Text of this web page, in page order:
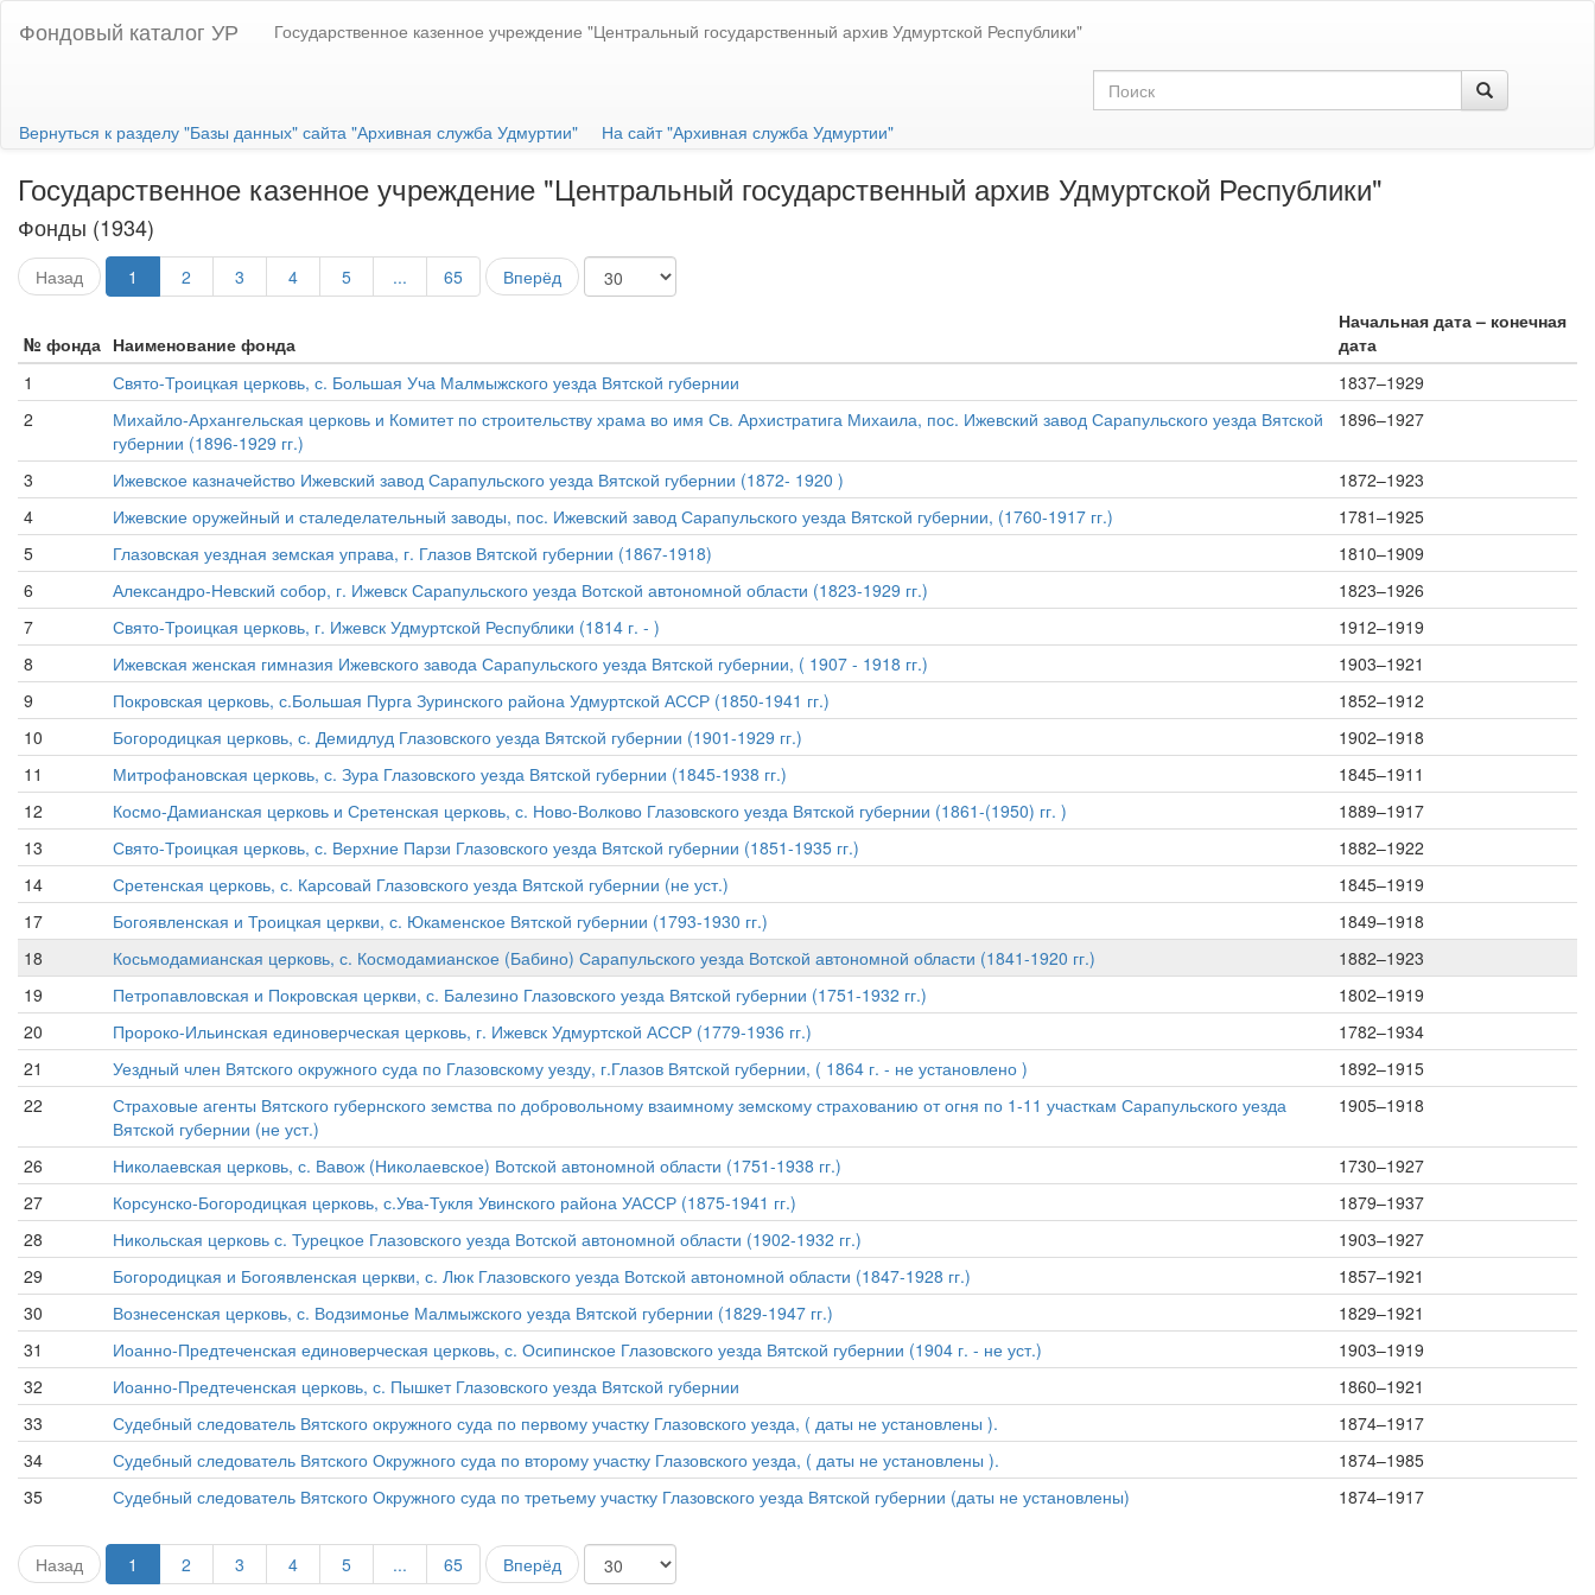
Фондовый каталог УР Государственное казенное учреждение "Центральный государственный архив Удмуртской Республики"
Вернуться к разделу "Базы данных" сайта "Архивная служба Удмуртии" На сайт "Архивная служба Удмуртии"
Государственное казенное учреждение "Центральный государственный архив Удмуртской Республики"
Фонды (1934)
Назад 1 2 3 4 5 ... 65 Вперёд
№ фонда Наименование фонда
Начальная дата – конечная
дата
1
Свято-Троицкая церковь, с. Большая Уча Малмыжского уезда Вятской губернии
1837–1929
2
Михайло-Архангельская церковь и Комитет по строительству храма во имя Св. Архистратига Михаила, пос. Ижевский завод Сарапульского уезда Вятской
губернии (1896-1929 гг.)
1896–1927
3 Ижевское казначейство Ижевский завод Сарапульского уезда Вятской губернии (1872- 1920 )
1872–1923
4
Ижевские оружейный и сталеделательный заводы, пос. Ижевский завод Сарапульского уезда Вятской губернии, (1760-1917 гг.)
1781–1925
5
Глазовская уездная земская управа, г. Глазов Вятской губернии (1867-1918)
1810–1909
6
Александро-Невский собор, г. Ижевск Сарапульского уезда Вотской автономной области (1823-1929 гг.)
1823–1926
7
Свято-Троицкая церковь, г. Ижевск Удмуртской Республики (1814 г. - )
1912–1919
8
Ижевская женская гимназия Ижевского завода Сарапульского уезда Вятской губернии, ( 1907 - 1918 гг.)
1903–1921
9
Покровская церковь, с.Большая Пурга Зуринского района Удмуртской АССР (1850-1941 гг.)
1852–1912
10
Богородицкая церковь, с. Демидлуд Глазовского уезда Вятской губернии (1901-1929 гг.)
1902–1918
11
Митрофановская церковь, с. Зура Глазовского уезда Вятской губернии (1845-1938 гг.)
1845–1911
12
Космо-Дамианская церковь и Сретенская церковь, с. Ново-Волково Глазовского уезда Вятской губернии (1861-(1950) гг. )
1889–1917
13
Свято-Троицкая церковь, с. Верхние Парзи Глазовского уезда Вятской губернии (1851-1935 гг.)
1882–1922
14
Сретенская церковь, с. Карсовай Глазовского уезда Вятской губернии (не уст.)
1845–1919
17
Богоявленская и Троицкая церкви, с. Юкаменское Вятской губернии (1793-1930 гг.)
1849–1918
18
Косьмодамианская церковь, с. Космодамианское (Бабино) Сарапульского уезда Вотской автономной области (1841-1920 гг.)
1882–1923
19
Петропавловская и Покровская церкви, с. Балезино Глазовского уезда Вятской губернии (1751-1932 гг.)
1802–1919
20
Пророко-Ильинская единоверческая церковь, г. Ижевск Удмуртской АССР (1779-1936 гг.)
1782–1934
21
Уездный член Вятского окружного суда по Глазовскому уезду, г.Глазов Вятской губернии, ( 1864 г. - не установлено )
1892–1915
22
Страховые агенты Вятского губернского земства по добровольному взаимному земскому страхованию от огня по 1-11 участкам Сарапульского уезда
Вятской губернии (не уст.)
1905–1918
26 Николаевская церковь, с. Вавож (Николаевское) Вотской автономной области (1751-1938 гг.)
1730–1927
27
Корсунско-Богородицкая церковь, с.Ува-Тукля Увинского района УАССР (1875-1941 гг.)
1879–1937
28
Никольская церковь с. Турецкое Глазовского уезда Вотской автономной области (1902-1932 гг.)
1903–1927
29
Богородицкая и Богоявленская церкви, с. Люк Глазовского уезда Вотской автономной области (1847-1928 гг.)
1857–1921
30
Вознесенская церковь, с. Водзимонье Малмыжского уезда Вятской губернии (1829-1947 гг.)
1829–1921
31
Иоанно-Предтеченская единоверческая церковь, с. Осипинское Глазовского уезда Вятской губернии (1904 г. - не уст.)
1903–1919
32
Иоанно-Предтеченская церковь, с. Пышкет Глазовского уезда Вятской губернии
1860–1921
33
Судебный следователь Вятского окружного суда по первому участку Глазовского уезда, ( даты не установлены ).
1874–1917
34
Судебный следователь Вятского Окружного суда по второму участку Глазовского уезда, ( даты не установлены ).
1874–1985
35
Судебный следователь Вятского Окружного суда по третьему участку Глазовского уезда Вятской губернии (даты не установлены) 1874–1917
Назад 1 2 3 4 5 ... 65 Вперёд